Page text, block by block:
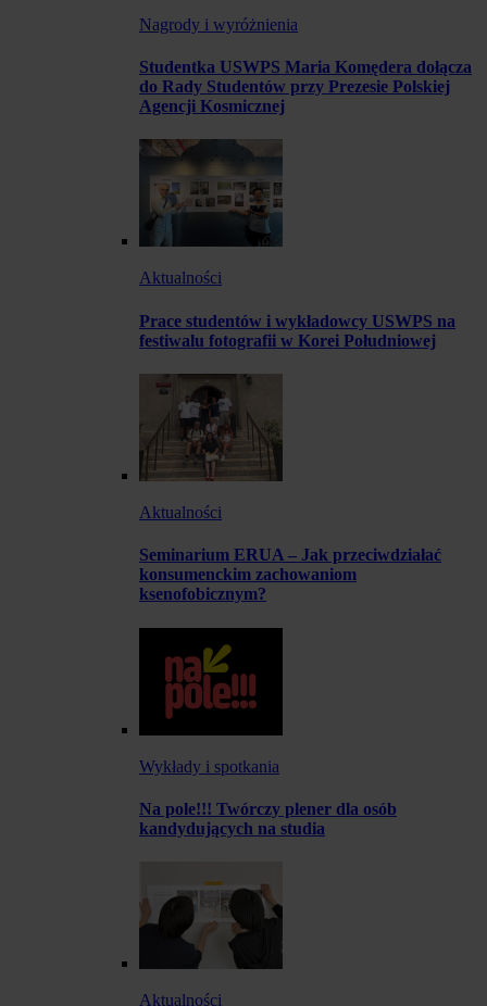
Nagrody i wyróżnienia
Studentka USWPS Maria Komędera dołącza
do Rady Studentów przy Prezesie Polskiej
Agencji Kosmicznej
Aktualności
Prace studentów i wykładowcy USWPS na
festiwalu fotografii w Korei Południowej
Aktualności
Seminarium ERUA – Jak przeciwdziałać
konsumenckim zachowaniom
ksenofobicznym?
Wykłady i spotkania
Na pole!!! Twórczy plener dla osób
kandydujących na studia
Aktualności